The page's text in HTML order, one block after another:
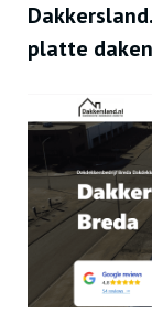
platte daken